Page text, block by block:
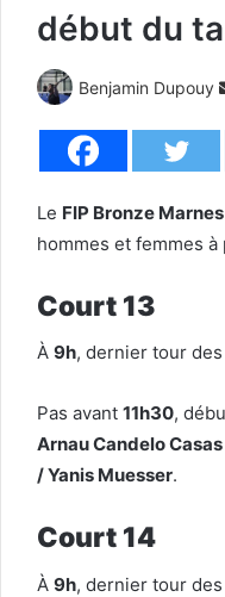
début du
Benjamin Dupouy
Le FIP Bronze Marnes
hommes et femmes
Court 13
À 9h, dernier tour
Pas avant 11h30,
Arnau Candelo Casas
/ Yanis Muesser.
Court 14
À 9h, dernier tour